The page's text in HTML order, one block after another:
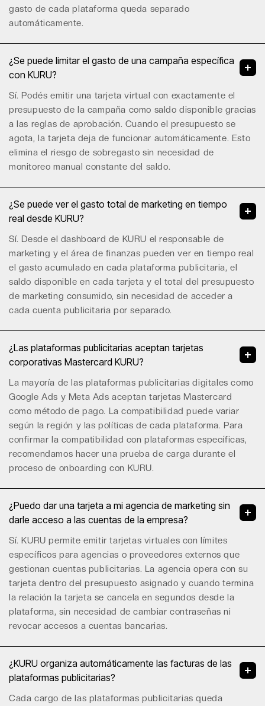
gasto de cada plataforma queda separado
automáticamente.
¿Se puede limitar el gasto de una campaña específica
con KURU?
Sí. Podés emitir una tarjeta virtual con exactamente el
presupuesto de la campaña como saldo disponible gracias
a las reglas de aprobación. Cuando el presupuesto se
agota, la tarjeta deja de funcionar automáticamente. Esto
elimina el riesgo de sobregasto sin necesidad de
monitoreo manual constante del saldo.
¿Se puede ver el gasto total de marketing en tiempo
real desde KURU?
Sí. Desde el dashboard de KURU el responsable de
marketing y el área de finanzas pueden ver en tiempo real
el gasto acumulado en cada plataforma publicitaria, el
saldo disponible en cada tarjeta y el total del presupuesto
de marketing consumido, sin necesidad de acceder a
cada cuenta publicitaria por separado.
¿Las plataformas publicitarias aceptan tarjetas
corporativas Mastercard KURU?
La mayoría de las plataformas publicitarias digitales como
Google Ads y Meta Ads aceptan tarjetas Mastercard
como método de pago. La compatibilidad puede variar
según la región y las políticas de cada plataforma. Para
confirmar la compatibilidad con plataformas específicas,
recomendamos hacer una prueba de carga durante el
proceso de onboarding con KURU.
¿Puedo dar una tarjeta a mi agencia de marketing sin
darle acceso a las cuentas de la empresa?
Sí. KURU permite emitir tarjetas virtuales con límites
específicos para agencias o proveedores externos que
gestionan cuentas publicitarias. La agencia opera con su
tarjeta dentro del presupuesto asignado y cuando termina
la relación la tarjeta se cancela en segundos desde la
plataforma, sin necesidad de cambiar contraseñas ni
revocar accesos a cuentas bancarias.
¿KURU organiza automáticamente las facturas de las
plataformas publicitarias?
Cada cargo de las plataformas publicitarias queda